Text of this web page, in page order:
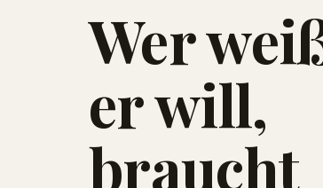
Wer
er will,
braucht